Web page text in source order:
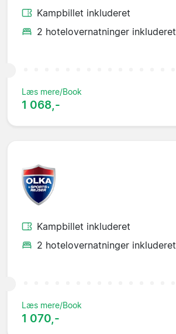
Kampbillet inkluderet
2 hotelovernatninger inkluderet
Læs mere/Book
1 068,-
Kampbillet inkluderet
2 hotelovernatninger inkluderet
Læs mere/Book
1 070,-